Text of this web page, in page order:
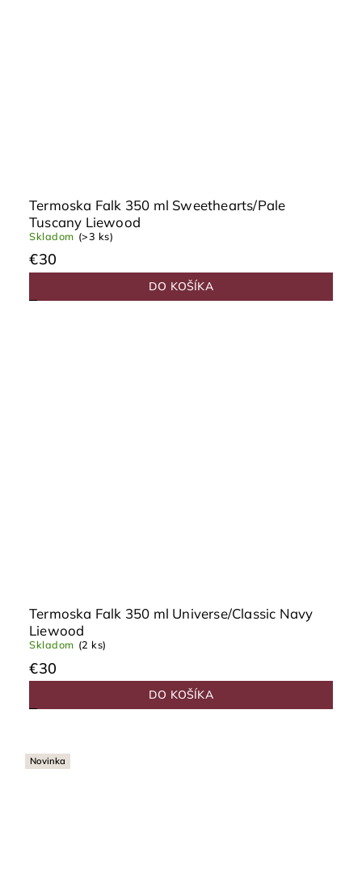
Termoska Falk 350 ml Sweethearts/Pale
Tuscany Liewood
Skladom (>3 ks)
€30
DO KOŠÍKA
Termoska Falk 350 ml Universe/Classic Navy
Liewood
Skladom (2 ks)
€30
DO KOŠÍKA
Novinka